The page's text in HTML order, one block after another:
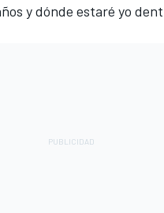
y dónde estaré yo